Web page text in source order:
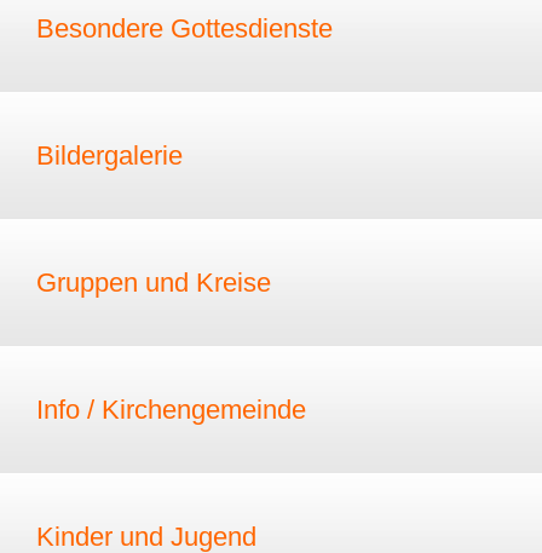
Besondere Gottesdienste
Bildergalerie
Gruppen und Kreise
Info / Kirchengemeinde
Kinder und Jugend